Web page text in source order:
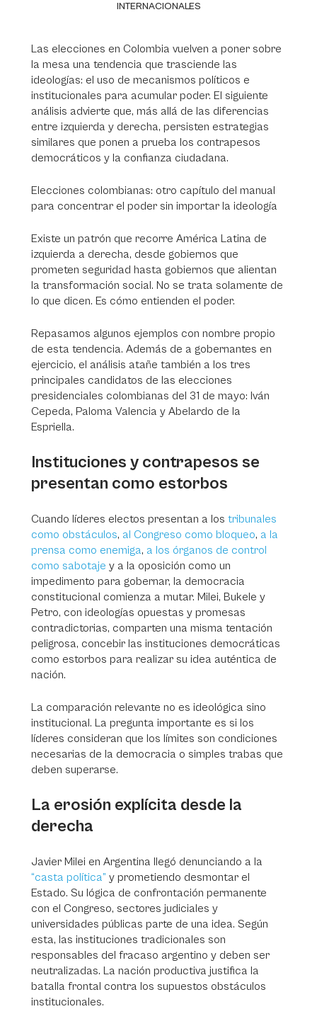
INTERNACIONALES
Las elecciones en Colombia vuelven a poner sobre
la mesa una tendencia que trasciende las
ideologías: el uso de mecanismos políticos e
institucionales para acumular poder. El siguiente
análisis advierte que, más allá de las diferencias
entre izquierda y derecha, persisten estrategias
similares que ponen a prueba los contrapesos
democráticos y la confianza ciudadana.
Elecciones colombianas: otro capítulo del manual
para concentrar el poder sin importar la ideología
Existe un patrón que recorre América Latina de
izquierda a derecha, desde gobiernos que
prometen seguridad hasta gobiernos que alientan
la transformación social. No se trata solamente de
lo que dicen. Es cómo entienden el poder.
Repasamos algunos ejemplos con nombre propio
de esta tendencia. Además de a gobernantes en
ejercicio, el análisis atañe también a los tres
principales candidatos de las elecciones
presidenciales colombianas del 31 de mayo: Iván
Cepeda, Paloma Valencia y Abelardo de la
Espriella.
Instituciones y contrapesos se
presentan como estorbos
Cuando líderes electos presentan a los tribunales
como obstáculos, al Congreso como bloqueo, a la
prensa como enemiga, a los órganos de control
como sabotaje y a la oposición como un
impedimento para gobernar, la democracia
constitucional comienza a mutar. Milei, Bukele y
Petro, con ideologías opuestas y promesas
contradictorias, comparten una misma tentación
peligrosa, concebir las instituciones democráticas
como estorbos para realizar su idea auténtica de
nación.
La comparación relevante no es ideológica sino
institucional. La pregunta importante es si los
líderes consideran que los límites son condiciones
necesarias de la democracia o simples trabas que
deben superarse.
La erosión explícita desde la
derecha
Javier Milei en Argentina llegó denunciando a la
“casta política” y prometiendo desmontar el
Estado. Su lógica de confrontación permanente
con el Congreso, sectores judiciales y
universidades públicas parte de una idea. Según
esta, las instituciones tradicionales son
responsables del fracaso argentino y deben ser
neutralizadas. La nación productiva justifica la
batalla frontal contra los supuestos obstáculos
institucionales.